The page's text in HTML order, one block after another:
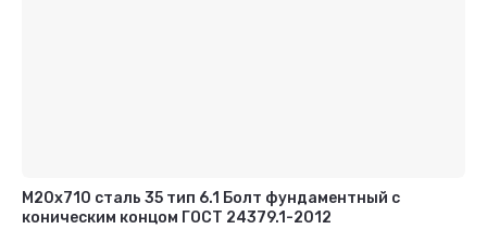
М20х710 сталь 35 тип 6.1 Болт фундаментный с
коническим концом ГОСТ 24379.1-2012